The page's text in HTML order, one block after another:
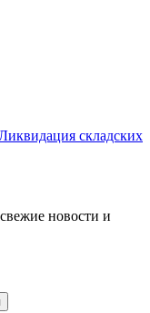
складских
новости и